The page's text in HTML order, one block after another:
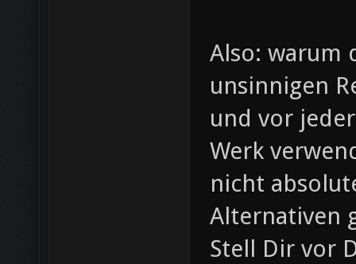
Also: warum
unsinnigen
und vor
Werk
nicht
Alternativen
Stell Dir vor